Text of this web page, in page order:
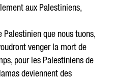
aux Palestiniens,
que nous tuons,
venger la mort de
pour les Palestiniens de
deviennent des